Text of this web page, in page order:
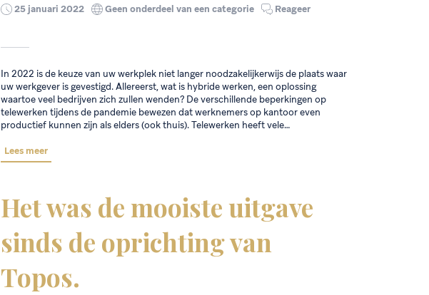
25 januari 2022 Geen onderdeel van een categorie Reageer
In 2022 is de keuze van uw werkplek niet langer noodzakelijkerwijs de plaats waar
uw werkgever is gevestigd. Allereerst, wat is hybride werken, een oplossing
waartoe veel bedrijven zich zullen wenden? De verschillende beperkingen op
telewerken tijdens de pandemie bewezen dat werknemers op kantoor even
productief kunnen zijn als elders (ook thuis). Telewerken heeft vele…
Lees meer
Het was de mooiste uitgave
sinds de oprichting van
Topos.